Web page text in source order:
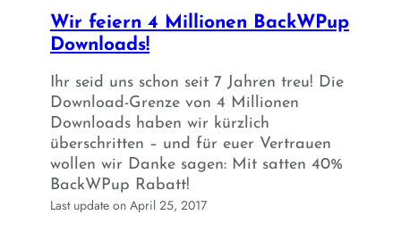
Wir feiern 4 Millionen BackWPup
Downloads!
Ihr seid uns schon seit 7 Jahren treu! Die
Download-Grenze von 4 Millionen
Downloads haben wir kürzlich
überschritten – und für euer Vertrauen
wollen wir Danke sagen: Mit satten 40%
BackWPup Rabatt!
Last update on April 25, 2017